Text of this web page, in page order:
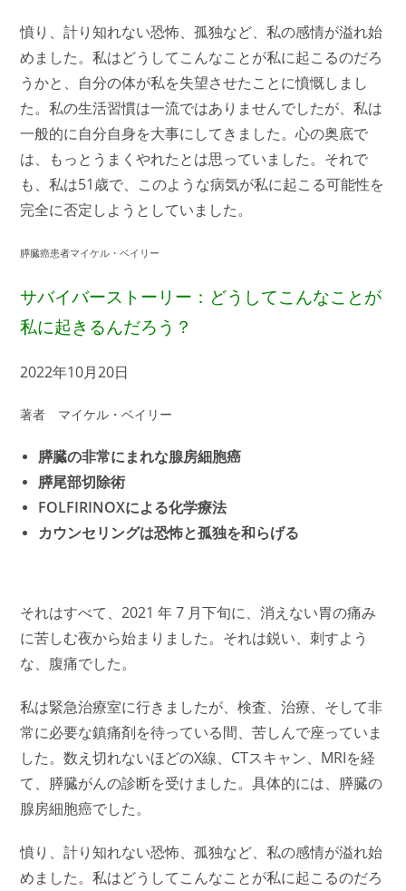
憤り、計り知れない恐怖、孤独など、私の感情が溢れ始
めました。私はどうしてこんなことが私に起こるのだろ
うかと、自分の体が私を失望させたことに憤慨しまし
た。私の生活習慣は一流ではありませんでしたが、私は
一般的に自分自身を大事にしてきました。心の奥底で
は、もっとうまくやれたとは思っていました。それで
も、私は51歳で、このような病気が私に起こる可能性を
完全に否定しようとしていました。
膵臓癌患者マイケル・ベイリー
サバイバーストーリー：どうしてこんなことが
私に起きるんだろう？
2022年10月20日
著者 マイケル・ベイリー
膵臓の非常にまれな腺房細胞癌
膵尾部切除術
FOLFIRINOXによる化学療法
カウンセリングは恐怖と孤独を和らげる
それはすべて、2021 年 7 月下旬に、消えない胃の痛み
に苦しむ夜から始まりました。それは鋭い、刺すよう
な、腹痛でした。
私は緊急治療室に行きましたが、検査、治療、そして非
常に必要な鎮痛剤を待っている間、苦しんで座っていま
した。数え切れないほどのX線、CTスキャン、MRIを経
て、膵臓がんの診断を受けました。具体的には、膵臓の
腺房細胞癌でした。
憤り、計り知れない恐怖、孤独など、私の感情が溢れ始
めました。私はどうしてこんなことが私に起こるのだろ